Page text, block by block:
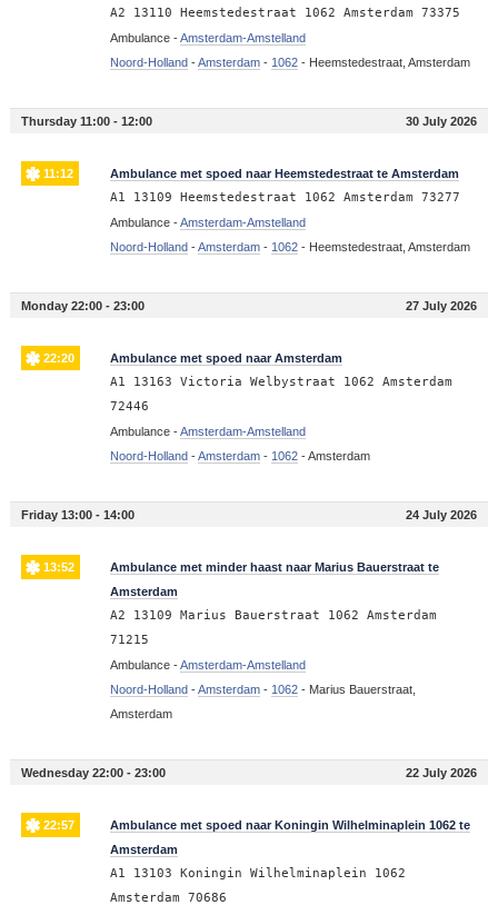
A2 13110 Heemstedestraat 1062 Amsterdam 73375
Ambulance -Amsterdam-Amstelland
Noord-Holland-Amsterdam- 1062- Heemstedestraat, Amsterdam
Thursday 11:00 - 12:00 30 July 2026
11:12 Ambulance met spoed naar Heemstedestraat te Amsterdam
A1 13109 Heemstedestraat 1062 Amsterdam 73277
Ambulance -Amsterdam-Amstelland
Noord-Holland-Amsterdam- 1062- Heemstedestraat, Amsterdam
Monday 22:00 - 23:00 27 July 2026
22:20 Ambulance met spoed naar Amsterdam
A1 13163 Victoria Welbystraat 1062 Amsterdam
72446
Ambulance -Amsterdam-Amstelland
Noord-Holland-Amsterdam- 1062-Amsterdam
Friday 13:00 - 14:00 24 July 2026
13:52
Ambulance met minder haast naar Marius Bauerstraat te
Amsterdam
A2 13109 Marius Bauerstraat 1062 Amsterdam
71215
Ambulance -Amsterdam-Amstelland
Noord-Holland-Amsterdam- 1062- Marius Bauerstraat,
Amsterdam
Wednesday 22:00 - 23:00 22 July 2026
22:57
Ambulance met spoed naar Koningin Wilhelminaplein 1062 te
Amsterdam
A1 13103 Koningin Wilhelminaplein 1062
Amsterdam 70686